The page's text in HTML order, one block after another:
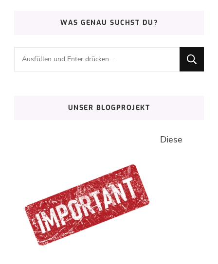
WAS GENAU SUCHST DU?
Suchst
du
UNSER BLOGPROJEKT
Diese